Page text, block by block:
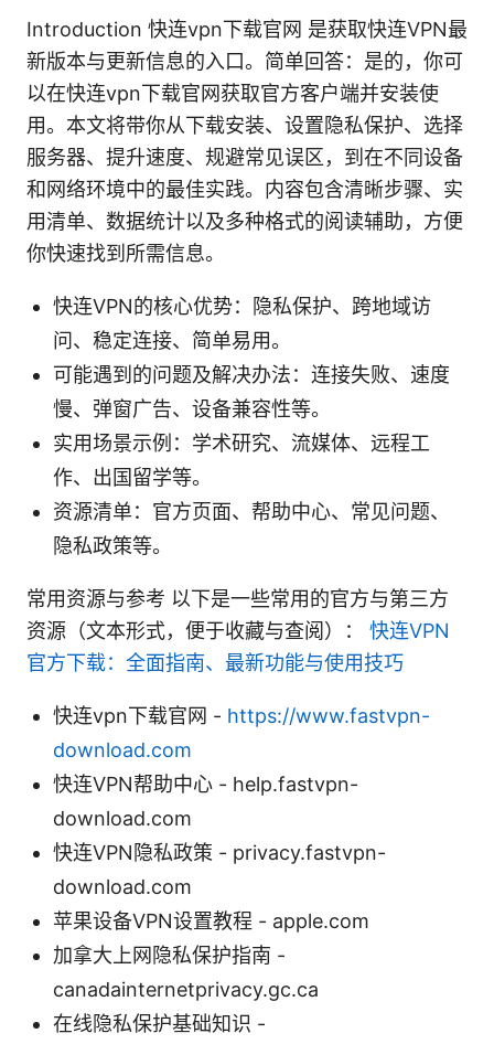
Introduction 快连vpn下载官网 是获取快连VPN最
新版本与更新信息的入口。简单回答：是的，你可
以在快连vpn下载官网获取官方客户端并安装使
用。本文将带你从下载安装、设置隐私保护、选择
服务器、提升速度、规避常见误区，到在不同设备
和网络环境中的最佳实践。内容包含清晰步骤、实
用清单、数据统计以及多种格式的阅读辅助，方便
你快速找到所需信息。
快连VPN的核心优势：隐私保护、跨地域访
问、稳定连接、简单易用。
可能遇到的问题及解决办法：连接失败、速度
慢、弹窗广告、设备兼容性等。
实用场景示例：学术研究、流媒体、远程工
作、出国留学等。
资源清单：官方页面、帮助中心、常见问题、
隐私政策等。
常用资源与参考 以下是一些常用的官方与第三方
资源（文本形式，便于收藏与查阅）： 快连VPN
官方下载：全面指南、最新功能与使用技巧
快连vpn下载官网 - https://www.fastvpn-
download.com
快连VPN帮助中心 - help.fastvpn-
download.com
快连VPN隐私政策 - privacy.fastvpn-
download.com
苹果设备VPN设置教程 - apple.com
加拿大上网隐私保护指南 -
canadainternetprivacy.gc.ca
在线隐私保护基础知识 -